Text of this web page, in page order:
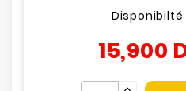
Disponibilté
15,900